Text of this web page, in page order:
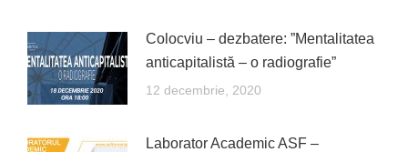
Colocviu – dezbatere: ”Mentalitatea
anticapitalistă – o radiografie”
12 decembrie, 2020
Laborator Academic ASF –